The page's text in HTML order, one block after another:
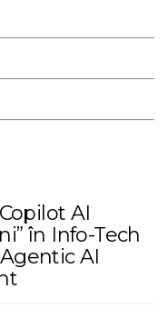
AI
în Info-Tech
AI